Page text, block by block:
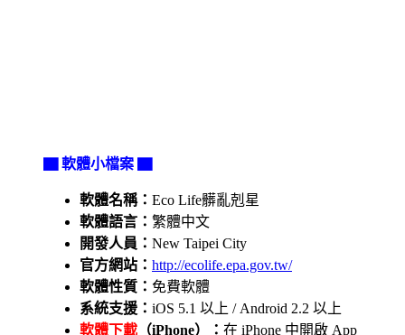
▇ 軟體小檔案 ▇
軟體名稱： Eco Life髒亂剋星
軟體語言： 繁體中文
開發人員： New Taipei City
官方網站： http://ecolife.epa.gov.tw/
軟體性質： 免費軟體
系統支援： iOS 5.1 以上 / Android 2.2 以上
軟體下載 （iPhone）： 在 iPhone 中開啟 App